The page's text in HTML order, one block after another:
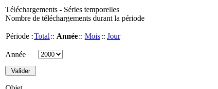
Téléchargements - Séries temporelles
Nombre de téléchargements durant la période
Période :Total :: Année:: Mois:: Jour
Année